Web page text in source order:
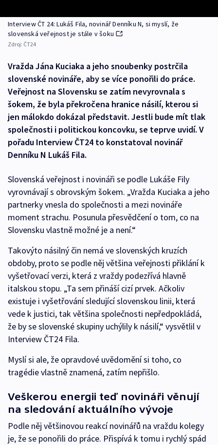
Interview ČT 24: Lukáš Fila, novinář Denníku N, si myslí, že
slovenská veřejnost je stále v šoku
Zdroj: ČT24
Vražda Jána Kuciaka a jeho snoubenky postrčila
slovenské novináře, aby se více ponořili do práce.
Veřejnost na Slovensku se zatím nevyrovnala s
šokem, že byla překročena hranice násilí, kterou si
jen málokdo dokázal představit. Jestli bude mít tlak
společnosti i politickou koncovku, se teprve uvidí. V
pořadu Interview ČT24 to konstatoval novinář
Denníku N Lukáš Fila.
Slovenská veřejnost i novináři se podle Lukáše Fily
vyrovnávají s obrovským šokem. „Vražda Kuciaka a jeho
partnerky vnesla do společnosti a mezi novináře
moment strachu. Posunula přesvědčení o tom, co na
Slovensku vlastně možné je a není.“
Takovýto násilný čin nemá ve slovenských kruzích
obdoby, proto se podle něj většina veřejnosti přiklání k
vyšetřovací verzi, která z vraždy podezřívá hlavně
italskou stopu. „Ta sem přináší cizí prvek. Ačkoliv
existuje i vyšetřování sledující slovenskou linii, která
vede k justici, tak většina společnosti nepředpokládá,
že by se slovenské skupiny uchýlily k násilí,“ vysvětlil v
Interview ČT24 Fila.
Myslí si ale, že opravdové uvědomění si toho, co
tragédie vlastně znamená, zatím nepřišlo.
Veškerou energii teď novináři věnují
na sledování aktuálního vývoje
Podle něj většinovou reakcí novinářů na vraždu kolegy
je, že se ponořili do práce. Přispívá k tomu i rychlý spád